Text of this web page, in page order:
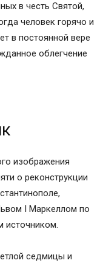
в честь Святой,
человек горячо и
в постоянной вере
облегчение
изображения
о реконструкции
I Маркеллом по
источником.
седмицы и